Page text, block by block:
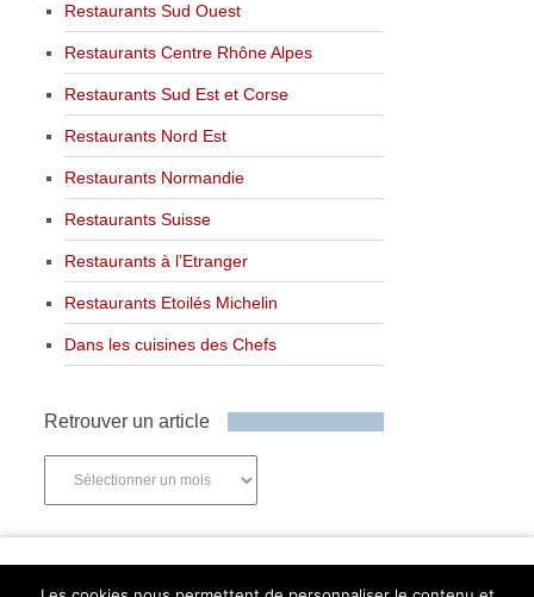
Restaurants Sud Ouest
Restaurants Centre Rhône Alpes
Restaurants Sud Est et Corse
Restaurants Nord Est
Restaurants Normandie
Restaurants Suisse
Restaurants à l’Etranger
Restaurants Etoilés Michelin
Dans les cuisines des Chefs
Retrouver un article